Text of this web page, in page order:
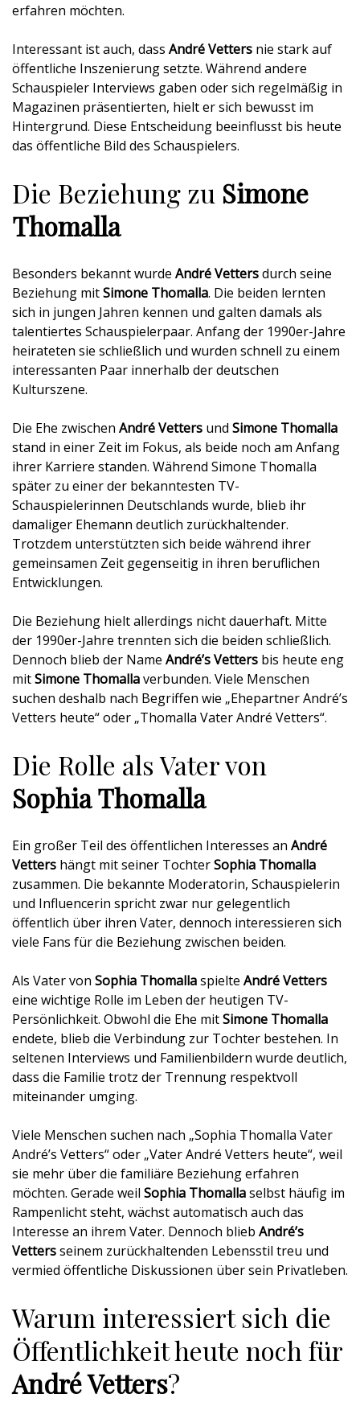
erfahren möchten.
Interessant ist auch, dass André Vetters nie stark auf
öffentliche Inszenierung setzte. Während andere
Schauspieler Interviews gaben oder sich regelmäßig in
Magazinen präsentierten, hielt er sich bewusst im
Hintergrund. Diese Entscheidung beeinflusst bis heute
das öffentliche Bild des Schauspielers.
Die Beziehung zu Simone
Thomalla
Besonders bekannt wurde André Vettersdurch seine
Beziehung mitSimone Thomalla. Die beiden lernten
sich in jungen Jahren kennen und galten damals als
talentiertes Schauspielerpaar. Anfang der 1990er-Jahre
heirateten sie schließlich und wurden schnell zu einem
interessanten Paar innerhalb der deutschen
Kulturszene.
Die Ehe zwischen André Vetters und Simone Thomalla
stand in einer Zeit im Fokus, als beide noch am Anfang
ihrer Karriere standen. Während Simone Thomalla
später zu einer der bekanntesten TV-
Schauspielerinnen Deutschlands wurde, blieb ihr
damaliger Ehemann deutlich zurückhaltender.
Trotzdem unterstützten sich beide während ihrer
gemeinsamen Zeit gegenseitig in ihren beruflichen
Entwicklungen.
Die Beziehung hielt allerdings nicht dauerhaft. Mitte
der 1990er-Jahre trennten sich die beiden schließlich.
Dennoch blieb der Name André’s Vetters bis heute eng
mitSimone Thomallaverbunden. Viele Menschen
suchen deshalb nach Begriffen wie „Ehepartner André’s
Vetters heute“ oder „Thomalla Vater André Vetters“.
Die Rolle als Vater von
Sophia Thomalla
Ein großer Teil des öffentlichen Interesses an André
Vetters hängt mit seiner TochterSophia Thomalla
zusammen. Die bekannte Moderatorin, Schauspielerin
und Influencerin spricht zwar nur gelegentlich
öffentlich über ihren Vater, dennoch interessieren sich
viele Fans für die Beziehung zwischen beiden.
Als Vater von Sophia Thomallaspielte André Vetters
eine wichtige Rolle im Leben der heutigen TV-
Persönlichkeit. Obwohl die Ehe mitSimone Thomalla
endete, blieb die Verbindung zur Tochter bestehen. In
seltenen Interviews und Familienbildern wurde deutlich,
dass die Familie trotz der Trennung respektvoll
miteinander umging.
Viele Menschen suchen nach „Sophia Thomalla Vater
André’s Vetters“ oder „Vater André Vetters heute“, weil
sie mehr über die familiäre Beziehung erfahren
möchten. Gerade weil Sophia Thomallaselbst häufig im
Rampenlicht steht, wächst automatisch auch das
Interesse an ihrem Vater. Dennoch blieb André’s
Vettersseinem zurückhaltenden Lebensstil treu und
vermied öffentliche Diskussionen über sein Privatleben.
Warum interessiert sich die
Öffentlichkeit heute noch für
André Vetters?